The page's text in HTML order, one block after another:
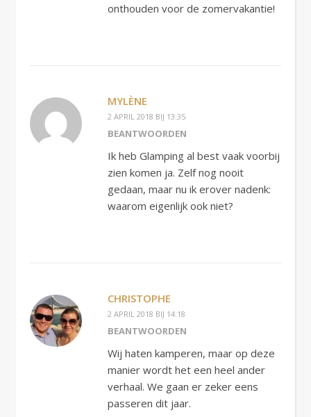
onthouden voor de zomervakantie!
MYLÈNE
2 APRIL 2018 BIJ 13:35
BEANTWOORDEN
Ik heb Glamping al best vaak voorbij
zien komen ja. Zelf nog nooit
gedaan, maar nu ik erover nadenk:
waarom eigenlijk ook niet?
CHRISTOPHE
2 APRIL 2018 BIJ 14:18
BEANTWOORDEN
Wij haten kamperen, maar op deze
manier wordt het een heel ander
verhaal. We gaan er zeker eens
passeren dit jaar.